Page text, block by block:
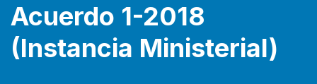
Acuerdo 1-2018
(Instancia Ministerial)